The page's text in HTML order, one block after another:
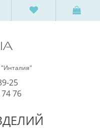
25
76